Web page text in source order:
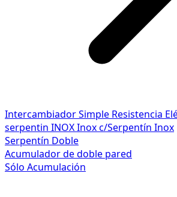
Intercambiador Simple Resistencia
serpentin INOXInox c/Serpentín Inox
Serpentín Doble
Acumulador de doble pared
Sólo Acumulación